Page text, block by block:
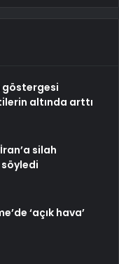
göstergesi
altında arttı
silah
‘açık hava’